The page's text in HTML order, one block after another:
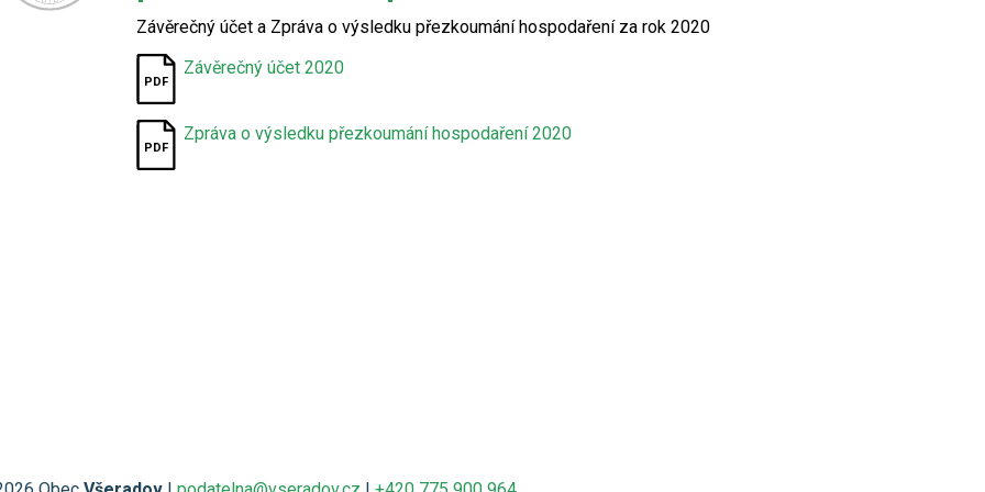
Závěrečný účet a Zpráva o výsledku přezkoumání hospodaření za rok 2020
Závěrečný účet 2020
Zpráva o výsledku přezkoumání hospodaření 2020